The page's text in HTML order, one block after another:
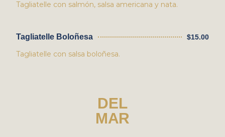
Tagliatelle con salmón, salsa americana y nata.
Tagliatelle Boloñesa $15.00
Tagliatelle con salsa boloñesa.
DEL
MAR